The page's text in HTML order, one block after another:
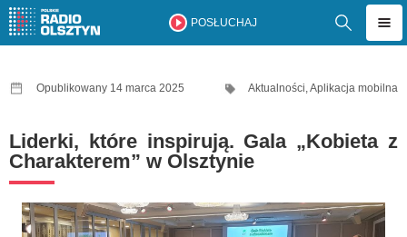
POSŁUCHAJ
Opublikowany 14 marca 2025 Aktualności,Aplikacja mobilna
Liderki, które inspirują. Gala „Kobieta z
Charakterem” w Olsztynie